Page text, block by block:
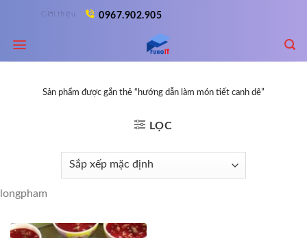
content
Giới thiệu 0967.902.905
Sản phẩm được gắn thẻ “hướng dẫn làm món tiết canh dê”
LỌC
longpham